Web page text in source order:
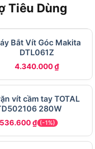
vòng/phút
lần/phút
M14
M12
Tiêu Dùng
Bắt Vít Góc Makita
DTL061Z
4.340.000₫
vít cầm tay TOTAL
280W
536.600₫ (-1%)